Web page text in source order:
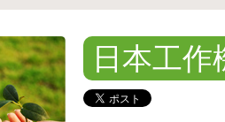
日本工作